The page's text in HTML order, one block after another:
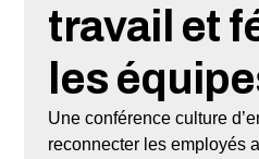
travail et
les
Une conférence culture
reconnecter les employés